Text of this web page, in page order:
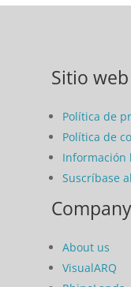
Sitio web
Política de
Política de
Información
Suscríbase
Company
About us
VisualARQ